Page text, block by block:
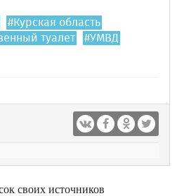
#Курская область
туалет
#УМВД
своих источников